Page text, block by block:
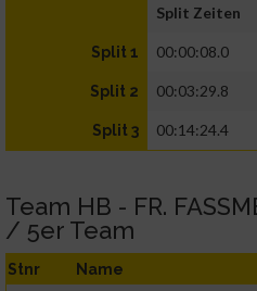
Split Zeiten
Split 1 00:00:08.0
Split 2 00:03:29.8
Split 3 00:14:24.4
Team HB - FR.
/ 5er Team
Stnr Name